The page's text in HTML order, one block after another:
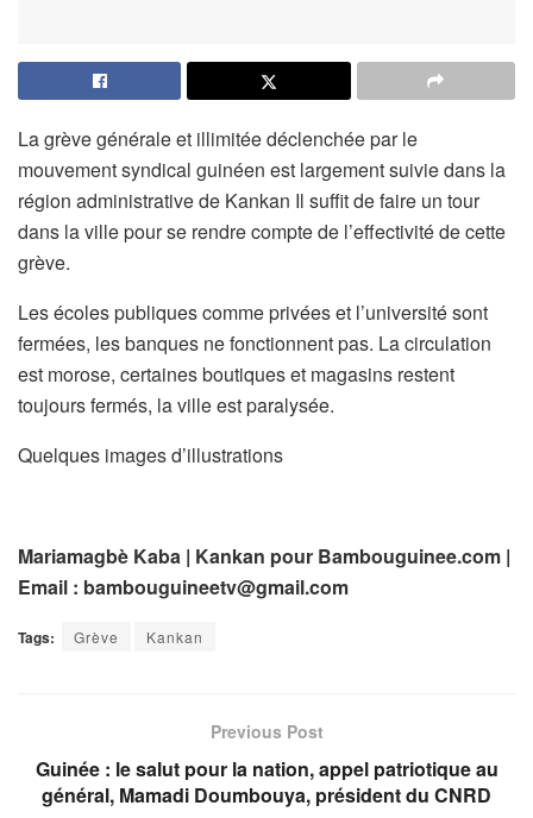
La grève générale et illimitée déclenchée par le
mouvement syndical guinéen est largement suivie dans la
région administrative de Kankan Il suffit de faire un tour
dans la ville pour se rendre compte de l’effectivité de cette
grève.
Les écoles publiques comme privées et l’université sont
fermées, les banques ne fonctionnent pas. La circulation
est morose, certaines boutiques et magasins restent
toujours fermés, la ville est paralysée.
Quelques images d’illustrations
Mariamagbè Kaba | Kankan pour Bambouguinee.com |
Email : bambouguineetv@gmail.com
Tags: Grève Kankan
Previous Post
Guinée : le salut pour la nation, appel patriotique au
général, Mamadi Doumbouya, président du CNRD